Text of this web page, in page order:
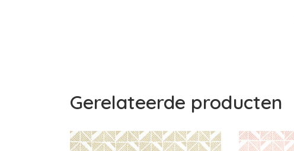
Gerelateerde producten